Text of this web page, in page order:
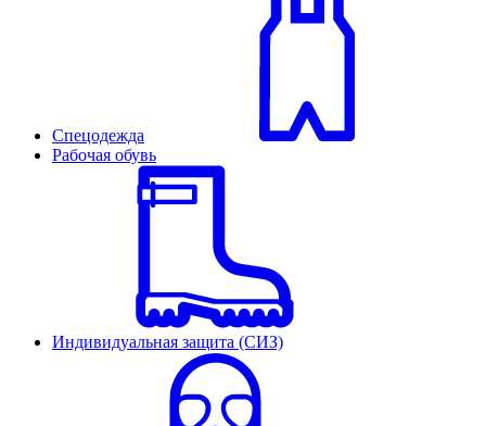
Спецодежда
Рабочая обувь
Индивидуальная защита (СИЗ)